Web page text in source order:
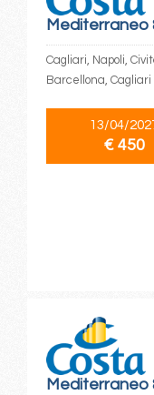
Mediterraneo
Cagliari, Napoli,
Barcellona, Cagliari
13/04/
€ 450
Mediterraneo